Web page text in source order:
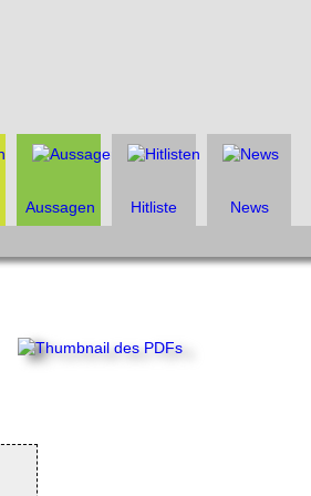
Aussagen Hitliste News